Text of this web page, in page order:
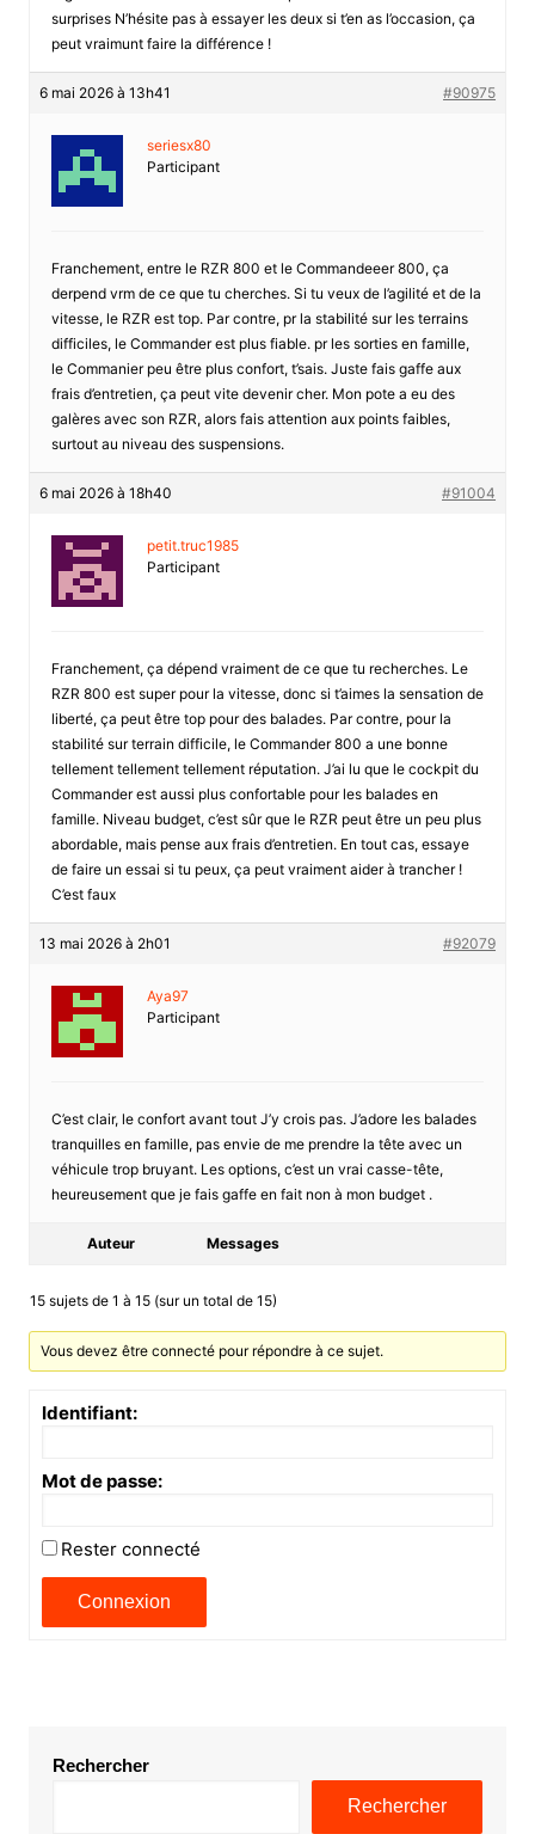
surprises N’hésite pas à essayer les deux si t’en as l’occasion, ça
peut vraimunt faire la différence !
6 mai 2026 à 13h41 #90975
seriesx80
Participant
Franchement, entre le RZR 800 et le Commandeeer 800, ça
derpend vrm de ce que tu cherches. Si tu veux de l’agilité et de la
vitesse, le RZR est top. Par contre, pr la stabilité sur les terrains
difficiles, le Commander est plus fiable. pr les sorties en famille,
le Commanier peu être plus confort, t’sais. Juste fais gaffe aux
frais d’entretien, ça peut vite devenir cher. Mon pote a eu des
galères avec son RZR, alors fais attention aux points faibles,
surtout au niveau des suspensions.
6 mai 2026 à 18h40 #91004
petit.truc1985
Participant
Franchement, ça dépend vraiment de ce que tu recherches. Le
RZR 800 est super pour la vitesse, donc si t’aimes la sensation de
liberté, ça peut être top pour des balades. Par contre, pour la
stabilité sur terrain difficile, le Commander 800 a une bonne
tellement tellement tellement réputation. J’ai lu que le cockpit du
Commander est aussi plus confortable pour les balades en
famille. Niveau budget, c’est sûr que le RZR peut être un peu plus
abordable, mais pense aux frais d’entretien. En tout cas, essaye
de faire un essai si tu peux, ça peut vraiment aider à trancher !
C’est faux
13 mai 2026 à 2h01 #92079
Aya97
Participant
C’est clair, le confort avant tout J’y crois pas. J’adore les balades
tranquilles en famille, pas envie de me prendre la tête avec un
véhicule trop bruyant. Les options, c’est un vrai casse-tête,
heureusement que je fais gaffe en fait non à mon budget .
Auteur Messages
15 sujets de 1 à 15 (sur un total de 15)
Vous devez être connecté pour répondre à ce sujet.
Identifiant:
Mot de passe:
Rester connecté
Connexion
Rechercher
Rechercher